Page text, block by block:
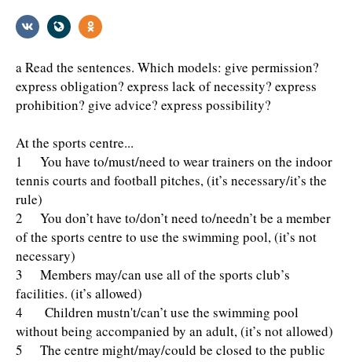
a Read the sentences. Which models: give permission?
express obligation? express lack of necessity? express
prohibition? give advice? express possibility?
At the sports centre...
1 You have to/must/need to wear trainers on the indoor
tennis courts and football pitches, (it’s necessary/it’s the
rule)
2 You don’t have to/don’t need to/needn’t be a member
of the sports centre to use the swimming pool, (it’s not
necessary)
3 Members may/can use all of the sports club’s
facilities. (it’s allowed)
4 Children mustn't/can’t use the swimming pool
without being accompanied by an adult, (it’s not allowed)
5 The centre might/may/could be closed to the public